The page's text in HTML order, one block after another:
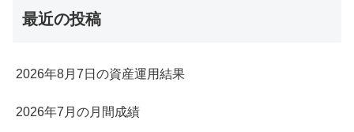
最近の投稿
2026年8月7日の資産運用結果
2026年7月の月間成績